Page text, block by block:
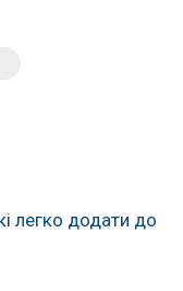
легко додати до